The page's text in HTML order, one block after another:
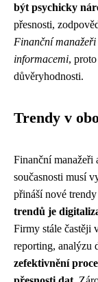
být psychicky
přesnosti,
Finanční
informacemi,
důvěryhodnosti.
Trendy v
Finanční manažeři
současnosti musí
přináší nové
trendů je
Firmy stále častěji
reporting, analýzu
zefektivnění